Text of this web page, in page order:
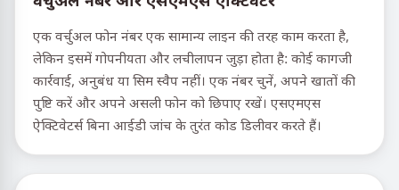
एक वर्चुअल फोन नंबर एक सामान्य लाइन की तरह काम करता है,
लेकिन इसमें गोपनीयता और लचीलापन जुड़ा होता है: कोई कागजी
कार्रवाई, अनुबंध या सिम स्वैप नहीं। एक नंबर चुनें, अपने खातों की
पुष्टि करें और अपने असली फोन को छिपाए रखें। एसएमएस
ऐक्टिवेटर्स बिना आईडी जांच के तुरंत कोड डिलीवर करते हैं।